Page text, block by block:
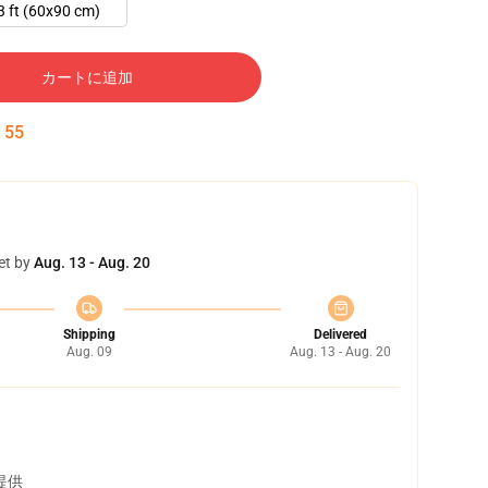
ft (60x90 cm)
カートに追加
54
byAug. 13 - Aug. 20
Shipping
Aug. 09
Delivered
Aug. 13 - Aug. 20
供